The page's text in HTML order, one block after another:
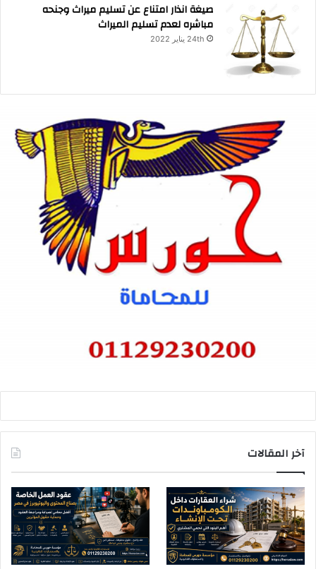
صيغة انذار امتناع عن تسليم ميراث وجنحه
مباشره لعدم تسليم الميراث
24th يناير 2022
آخر المقالات